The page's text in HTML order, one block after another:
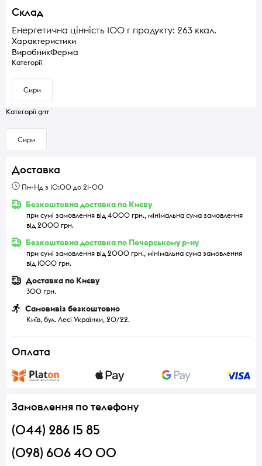
Склад
Енергетична цінність 100 г продукту: 263 ккал.
Характеристики
ВиробникФерма
Категорії
Сири
Категорії grrr
Сири
Доставка
Пн-Нд з 10:00 до 21-00
Безкоштовна доставка по Києву
при сумі замовлення від 4000 грн., мінімальна сума замовлення
від 2000 грн.
Безкоштовна доставка по Печерському р-ну
при сумі замовлення від 2000 грн., мінімальна сума замовлення
від 1000 грн.
Доставка по Києву
300 грн.
Самовивіз безкоштовно
Київ, бул. Лесі Українки, 20/22.
Оплата
Замовлення по телефону
(044) 286 15 85
(098) 606 40 00